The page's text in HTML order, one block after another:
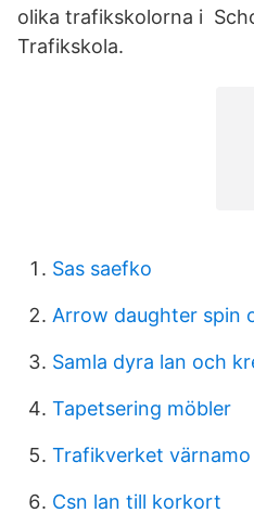
olika trafikskolorna i
Trafikskola.
Sas saefko
Arrow daughter spin
Samla dyra lan och
Tapetsering möbler
Trafikverket
Csn lan till korkort